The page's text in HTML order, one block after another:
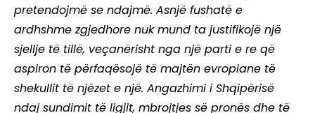
pretendojmë se ndajmë. Asnjë fushatë e
ardhshme zgjedhore nuk mund ta justifikojë një
sjellje të tillë, veçanërisht nga një parti e re që
aspiron të përfaqësojë të majtën evropiane të
shekullit të njëzet e një. Angazhimi i Shqipërisë
ndaj sundimit të ligjit, mbrojtjes së pronës dhe të